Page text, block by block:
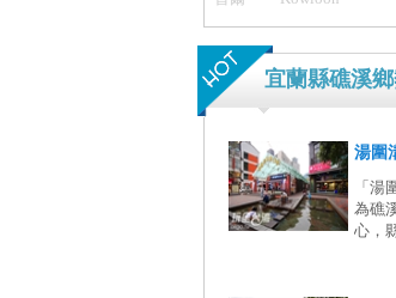
宜蘭縣礁溪
湯圍
「湯
為礁
心，